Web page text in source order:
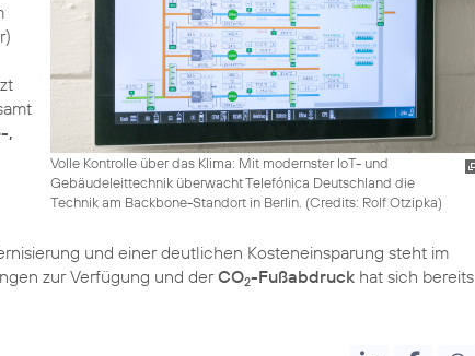
Volle Kontrolle über das Klima: Mit modernster IoT- und
Gebäudeleittechnik überwacht Telefónica Deutschland die
Technik am Backbone-Standort in Berlin. (Credits: Rolf Otzipka)
,
und einer deutlichen Kosteneinsparung steht im
zur Verfügung und derCO2-Fußabdruck hat sich bereits